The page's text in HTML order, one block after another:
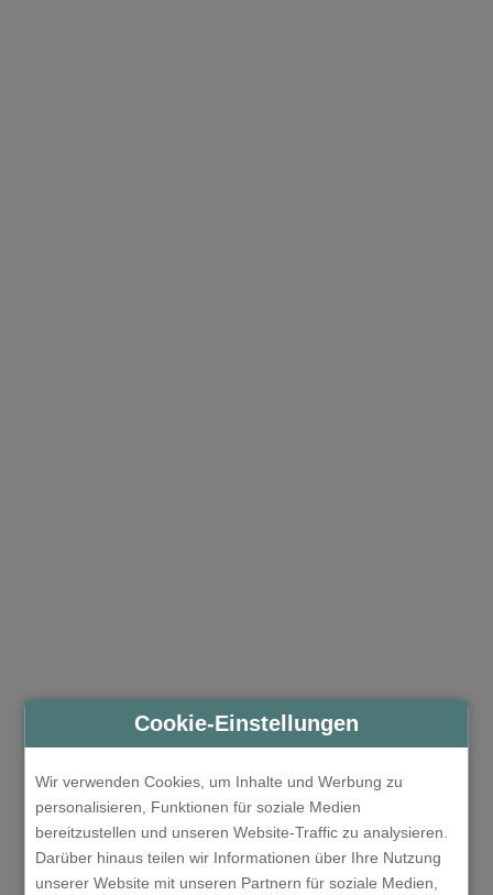
Cookie-Einstellungen
Wir verwenden Cookies, um Inhalte und Werbung zu
personalisieren, Funktionen für soziale Medien
bereitzustellen und unseren Website-Traffic zu analysieren.
Darüber hinaus teilen wir Informationen über Ihre Nutzung
unserer Website mit unseren Partnern für soziale Medien,